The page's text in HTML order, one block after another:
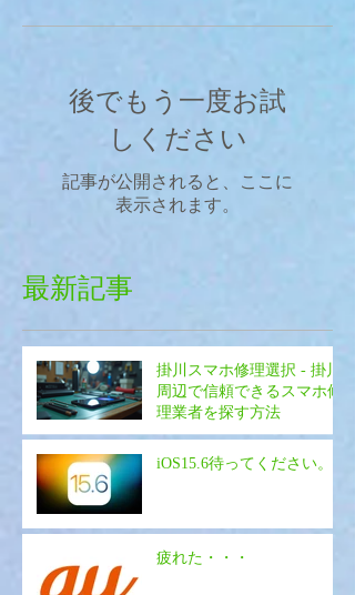
後でもう一度お試
しください
記事が公開されると、ここに
表示されます。
最新記事
掛川スマホ修理選択 - 掛川
周辺で信頼できるスマホ修
理業者を探す方法
iOS15.6待ってください。
疲れた・・・